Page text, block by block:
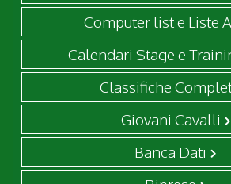
Computer list e Liste
Calendari Stage e
Classifiche
Giovani Cavalli
Banca Dati